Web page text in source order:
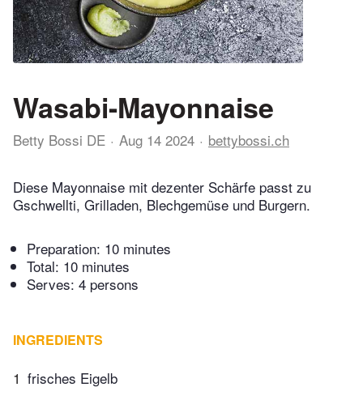
Wasabi-Mayonnaise
Betty Bossi DE Aug 14 2024 bettybossi.ch
Diese Mayonnaise mit dezenter Schärfe passt zu
Gschwellti, Grilladen, Blechgemüse und Burgern.
Preparation: 10 minutes
Total: 10 minutes
Serves: 4 persons
INGREDIENTS
1 frisches Eigelb